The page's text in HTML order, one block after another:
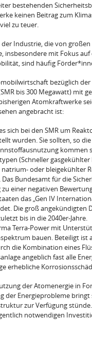
bestehenden
keinen Beitrag zum
zu teuer.
Industrie, die von
insbesondere mit Fokus
sind häufig
bezüglich
bis 300 Megawatt) mit
Atomkraft­werke
ange­bracht ist:
sich bei den SMR um
wurden. Sie soll­ten, so
(Schneller
oder bleigekühlter
Das Bundesamt für die
einer negativen
das „Gen IV
Die groß
bis in die 2040er-Jahre.
Terra-Power mit
bauen. Be­teiligt ist
die Kom­bination eines
an­geblich fast alle
erheb­liche
der Atomenergie in
der Energieprobleme
zur Ver­fügung
notwendigen